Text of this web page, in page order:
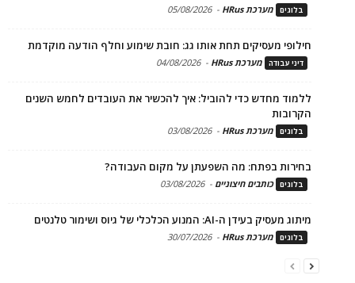
בלוגים מערכת HRus -
05/08/2026
חילופי מעסיקים תחת אותו גג: חובת שימוע וחלף הודעה מוקדמת
דיני עבודה מערכת HRus -
04/08/2026
ללמוד מחדש כדי להוביל: איך להכשיר את העובדים לחמש השנים
הקרובות
בלוגים מערכת HRus -
03/08/2026
בחירות בפתח: מה השפעתן על מקום העבודה?
בלוגים כותבים חיצוניים -
03/08/2026
מיתוג מעסיק בעידן ה-AI: המנוע הכלכלי של גיוס ושימור טלנטים
בלוגים מערכת HRus -
30/07/2026